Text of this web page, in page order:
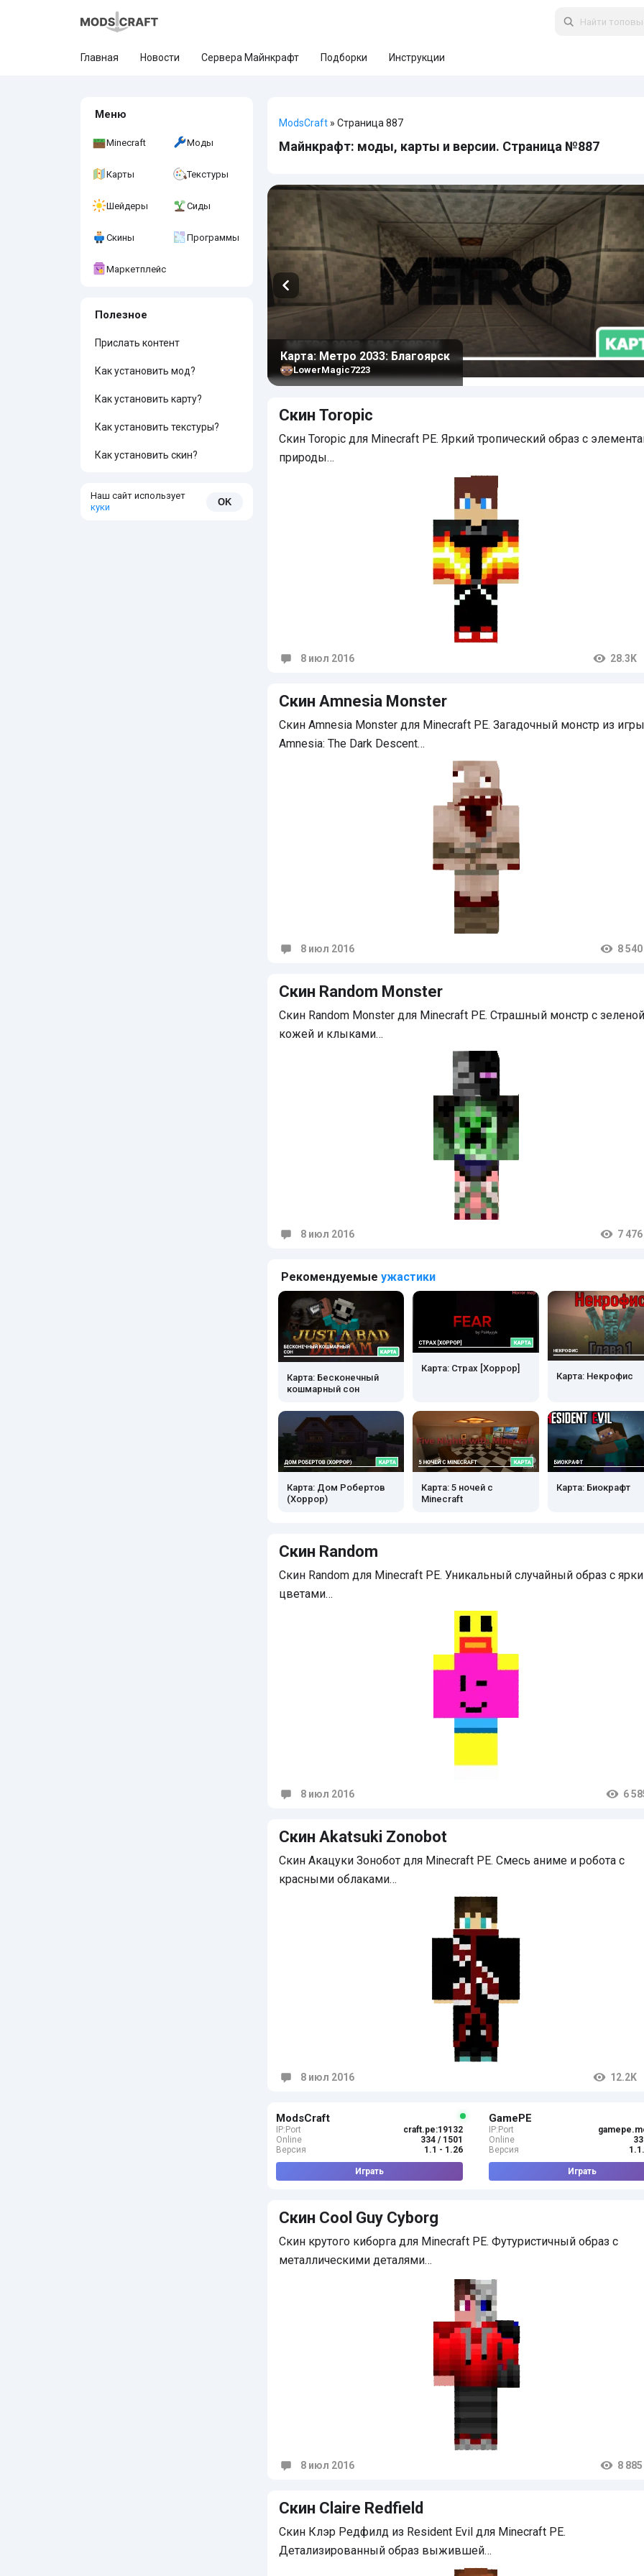
Главная Новости Сервера Майнкрафт Подборки Инструкции
Меню
Minecraft Моды
Карты Текстуры
Шейдеры Сиды
Скины Программы
Маркетплейс
Полезное
Прислать контент
Как установить мод?
Как установить карту?
Как установить текстуры?
Как установить скин?
Наш сайт использует
куки
OK
ModsCraft » Страница 887
Майнкрафт: моды, карты и версии. Страница №887
Карта: Метро 2033: Благоярск
LowerMagic7223
Скин Toropic
Скин Toropic для Minecraft PE. Яркий тропический образ с
природы…
8 июл 2016 28.3K
Скин Amnesia Monster
Скин Amnesia Monster для Minecraft PE. Загадочный монстр из игры
Amnesia: The Dark Descent…
8 июл 2016 8 540
Скин Random Monster
Скин Random Monster для Minecraft PE. Страшный монстр с зеленой
кожей и клыками…
8 июл 2016 7 476
Рекомендуемые ужастики
Карта: Бесконечный
кошмарный сон
Карта: Страх [Хоррор]
Карта: Некрофис
Карта: Дом Робертов
(Хоррор)
Карта: 5 ночей с
Minecraft
Карта: Биокрафт
Скин Random
Скин Random для Minecraft PE. Уникальный случайный образ с
цветами…
8 июл 2016 6
Скин Akatsuki Zonobot
Скин Акацуки Зонобот для Minecraft PE. Смесь аниме и робота с
красными облаками…
8 июл 2016 12.2K
ModsCraft
IP:Port
craft.pe:19132
Online
334 / 1501
Версия
1.1 - 1.26
Играть
GamePE
IP:Port
Online
Версия
Играть
Скин Cool Guy Cyborg
Скин крутого киборга для Minecraft PE. Футуристичный образ с
металлическими деталями…
8 июл 2016 8 885
Скин Claire Redfield
Скин Клэр Редфилд из Resident Evil для Minecraft PE.
Детализированный образ выжившей…